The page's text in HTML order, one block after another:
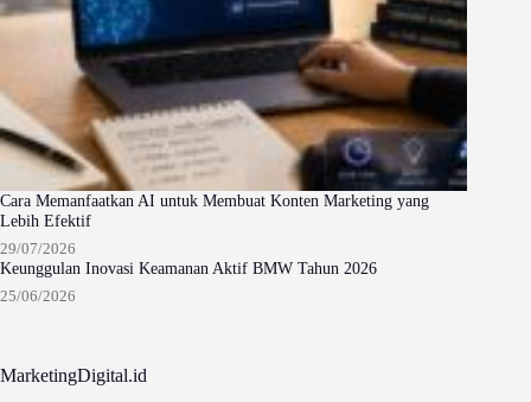
Cara Memanfaatkan AI untuk Membuat Konten Marketing yang
Lebih Efektif
29/07/2026
Keunggulan Inovasi Keamanan Aktif BMW Tahun 2026
25/06/2026
MarketingDigital.id